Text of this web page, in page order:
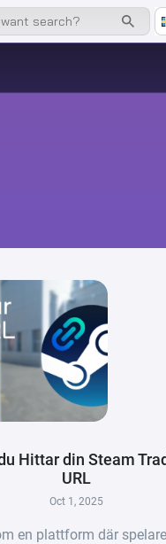
Hittar din Steam
URL
Oct 1, 2025
en plattform där